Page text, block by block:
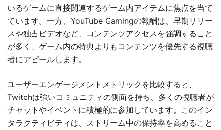
いるゲームに直接関連するゲーム内アイテムに焦点を当て
ています。一方、YouTube Gamingの報酬は、早期リリー
スや独占ビデオなど、コンテンツアクセスを強調すること
が多く、ゲーム内の特典よりもコンテンツを優先する視聴
者にアピールします。
ユーザーエンゲージメントメトリックを比較すると、
Twitchは強いコミュニティの側面を持ち、多くの視聴者が
チャットやイベントに積極的に参加しています。このイン
タラクティビティは、ストリーム中の保持率を高めること